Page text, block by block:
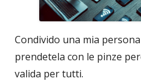
Condivido una mia
prendetela con le pinze
valida per tutti.